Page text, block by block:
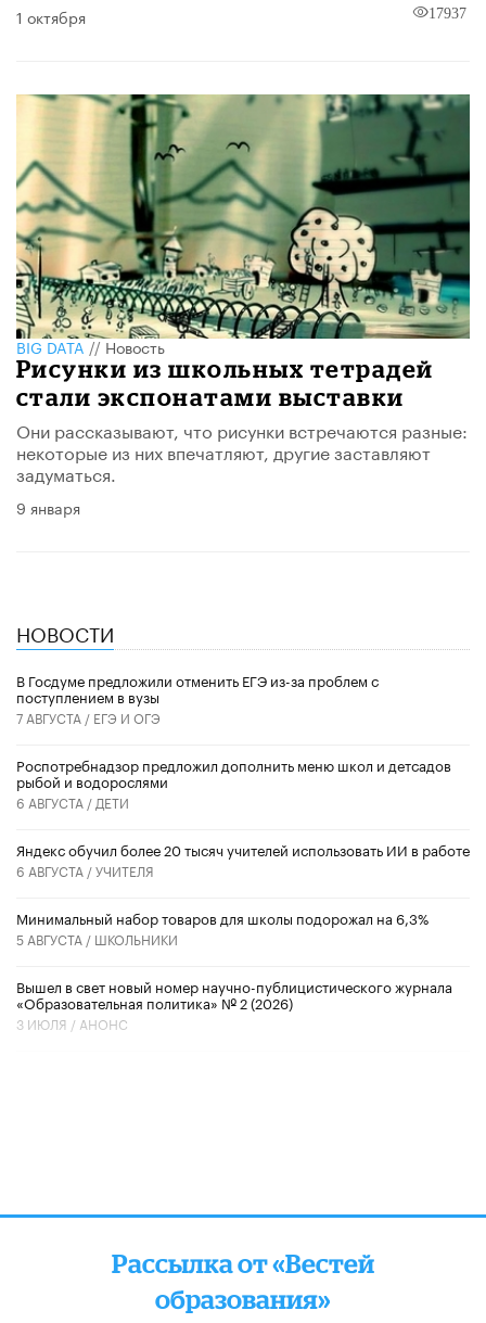
1 октября 17937
BIG DATA//Новость
Рисунки из школьных тетрадей
стали экспонатами выставки
Они рассказывают, что рисунки встречаются разные:
некоторые из них впечатляют, другие заставляют
задуматься.
9 января
НОВОСТИ
В Госдуме предложили отменить ЕГЭ из-за проблем с
поступлением в вузы
7 АВГУСТА / ЕГЭ И ОГЭ
Роспотребнадзор предложил дополнить меню школ и детсадов
рыбой и водорослями
6 АВГУСТА / ДЕТИ
​Яндекс обучил более 20 тысяч учителей использовать ИИ в работе
6 АВГУСТА /УЧИТЕЛЯ
Минимальный набор товаров для школы подорожал на 6,3%
5 АВГУСТА / ШКОЛЬНИКИ
Вышел в свет новый номер научно-публицистического журнала
«Образовательная политика» № 2 (2026)
3 ИЮЛЯ / АНОНС
Рассылка от «Вестей
образования»